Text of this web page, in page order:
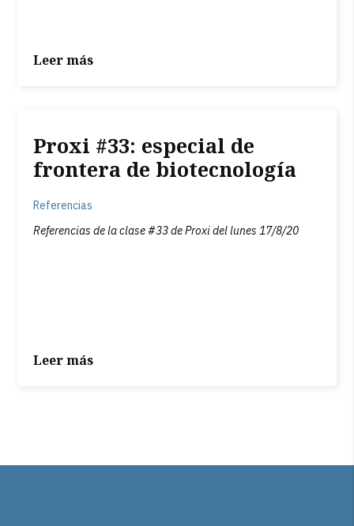
Leer más
Proxi #33: especial de
frontera de biotecnología
Referencias
Referencias de la clase #33 de Proxi del lunes 17/8/20
Leer más